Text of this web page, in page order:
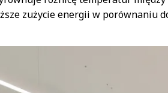
zużycie energii w porównaniu